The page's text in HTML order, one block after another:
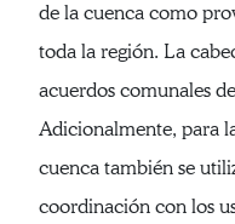
de la cuenca como
toda la región. La
acuerdos comunales
Adicionalmente, para
cuenca también se
coordinación con los